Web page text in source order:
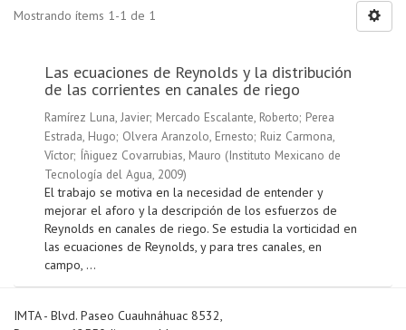
Mostrando ítems 1-1 de 1
Las ecuaciones de Reynolds y la distribución
de las corrientes en canales de riego
Ramírez Luna, Javier; Mercado Escalante, Roberto; Perea
Estrada, Hugo; Olvera Aranzolo, Ernesto; Ruiz Carmona,
Víctor; Íñiguez Covarrubias, Mauro (Instituto Mexicano de
Tecnología del Agua, 2009)
El trabajo se motiva en la necesidad de entender y
mejorar el aforo y la descripción de los esfuerzos de
Reynolds en canales de riego. Se estudia la vorticidad en
las ecuaciones de Reynolds, y para tres canales, en
campo, ...
IMTA - Blvd. Paseo Cuauhnáhuac 8532,